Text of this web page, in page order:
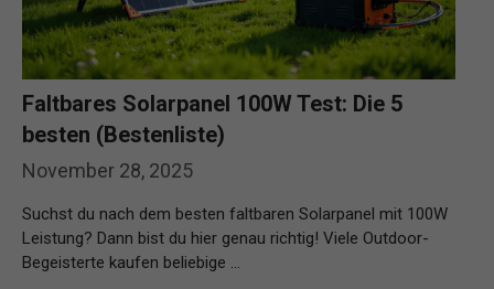
November 28, 2025
Faltbares Solarpanel 100W Test: Die 5
besten (Bestenliste)
Suchst du nach dem besten faltbaren Solarpanel mit 100W
Leistung? Dann bist du hier genau richtig! Viele Outdoor-
Begeisterte kaufen beliebige …